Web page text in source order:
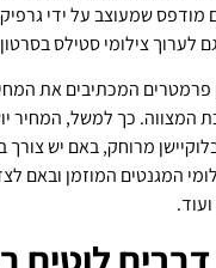
שמעוצב על ידי
לערוך צילומי סטילס
פרמטרים המכתיבים את
בת המצווה. כך למשל, המחיר
מרוחק, באם יש צורך
המגנטים המוזמן ובאם